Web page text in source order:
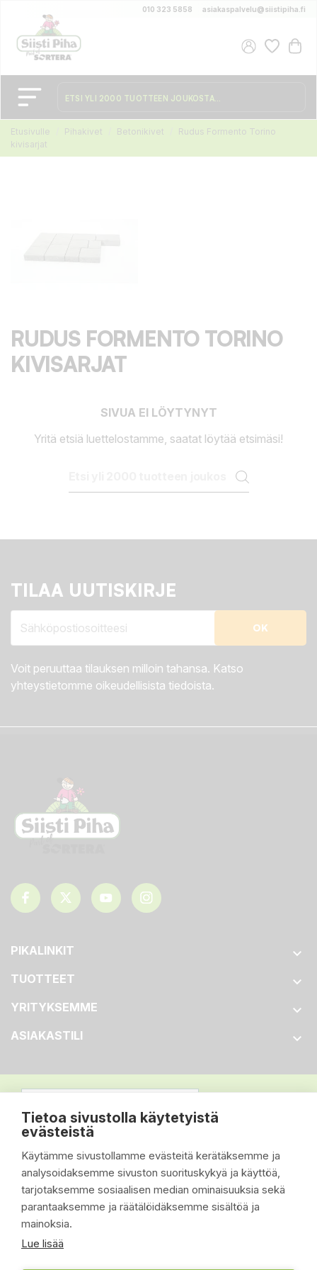
Tietoa sivustolla käytetyistä
evästeistä
Käytämme sivustollamme evästeitä kerätäksemme ja
analysoidaksemme sivuston suorituskykyä ja käyttöä,
tarjotaksemme sosiaalisen median ominaisuuksia sekä
parantaaksemme ja räätälöidäksemme sisältöä ja
mainoksia.
Lue lisää
010 323 5858 asiakaspalvelu@siistipiha.fi
Etusivulle Pihakivet Betonikivet
Rudus Formento Torino
kivisarjat
RUDUS FORMENTO TORINO
KIVISARJAT
SIVUA EI LÖYTYNYT
Yritä etsiä luettelostamme, saatat löytää etsimäsi!
TILAA UUTISKIRJE
Voit peruuttaa tilauksen milloin tahansa. Katso
yhteystietomme oikeudellisista tiedoista.
PIKALINKIT 
TUOTTEET 
YRITYKSEMME 
ASIAKASTILI 